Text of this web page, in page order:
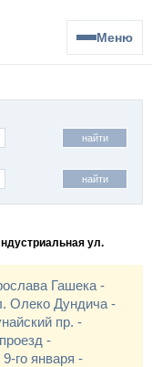
Меню
найти
найти
ул.
Гашека -
Олеко Дундича -
пр. -
-
го января -